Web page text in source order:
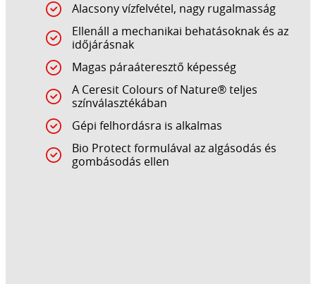
Alacsony vízfelvétel, nagy rugalmasság
Ellenáll a mechanikai behatásoknak és az
időjárásnak
Magas páraáteresztő képesség
A Ceresit Colours of Nature® teljes
színválasztékában
Gépi felhordásra is alkalmas
Bio Protect formulával az algásodás és
gombásodás ellen